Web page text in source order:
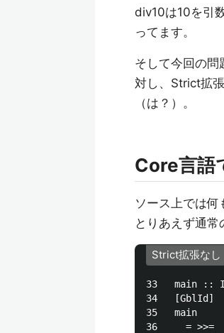
div10は10を引
ってます。
そして今回の
対し、Strict拡
（は？）。
Core言語
ソース上では何
とりあえず通常
Strict拡張なし
33   main ::
34   [GblId]
35   main
36     = >>=